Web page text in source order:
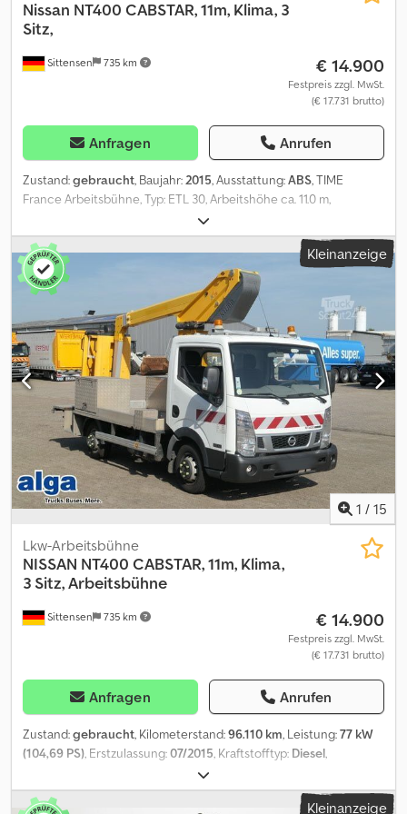
Sittensen 735 km
Nissan NT400 CABSTAR, 11m, Klima, 3
Sitz,
€ 14.900
Festpreis zzgl. MwSt.
(€ 17.731 brutto)
Anfragen Anrufen
Zustand:gebraucht, Baujahr:2015, Ausstattung:ABS, TIME
France Arbeitsbühne, Typ: ETL 30, Arbeitshöhe ca. 11.0 m,
Tragfähigkeit ca. 120 kg, Staukästen, ABS, ESP, Klimaanlage, elektr.
Fensterheber Fahrer- u. Beifahrertür, Mittelsitz mit
Sicherheitsgurt, Nissan Achse(n), Scheibenbremsanlage,
Blattfederung, Fahrzeug kann mit Werbung beklebt und/oder
beschriftet sein SI83895 Cedpfx Aezp Tfpogljha Unser Angebot
ist generell ohne neue TÜV-Abnahme. Falls neue TÜV-Abnahme
erwünscht, unterbreiten wir Ihnen gerne ein Angebot unserer
Partnerwerkstätten! Fahrzeug kann mit Werbung beklebt
und/oder beschriftet sein. Es gelten unsere allgemeinen Liefer-
und Zahlungsbedingungen. Gerne erstellen wir Ihnen für dieses
Objekt ein Finanzierungs- oder Leasingangebot. Bitte sprechen
Sie uns an!
Kleinanzeige
1 / 15
Sittensen 735 km
Lkw-Arbeitsbühne
NISSAN NT400 CABSTAR, 11m, Klima,
3 Sitz, Arbeitsbühne
€ 14.900
Festpreis zzgl. MwSt.
(€ 17.731 brutto)
Anfragen Anrufen
Zustand:gebraucht, Kilometerstand:96.110 km, Leistung:77 kW
(104,69 PS), Erstzulassung:07/2015, Kraftstofftyp: Diesel,
, Farbe:Weiß
Emissionsklasse:Euro3, Anzahl der Sitzplätze:3, Gesamtlänge:550
mm, Gesamtbreite: , Gesamthöhe: 2.700 mm,
Kleinanzeige